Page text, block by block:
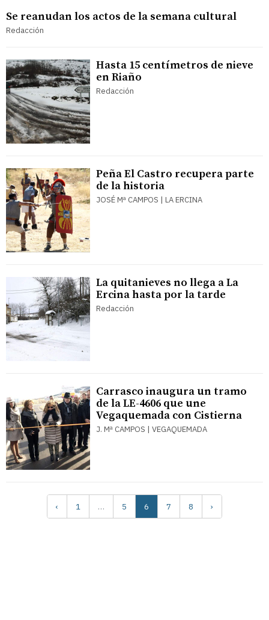
Se reanudan los actos de la semana cultural
Redacción
Hasta 15 centímetros de nieve
en Riaño
Redacción
Peña El Castro recupera parte
de la historia
JOSÉ Mª CAMPOS | LA ERCINA
La quitanieves no llega a La
Ercina hasta por la tarde
Redacción
Carrasco inaugura un tramo
de la LE-4606 que une
Vegaquemada con Cistierna
J. Mª CAMPOS | VEGAQUEMADA
‹ 1 … 5 6 7 8 ›